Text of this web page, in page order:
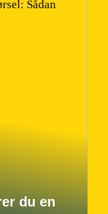
du en